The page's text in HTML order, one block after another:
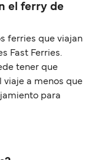
el ferry de
ferries que viajan
Fast Ferries.
tener que
viaje a menos que
para